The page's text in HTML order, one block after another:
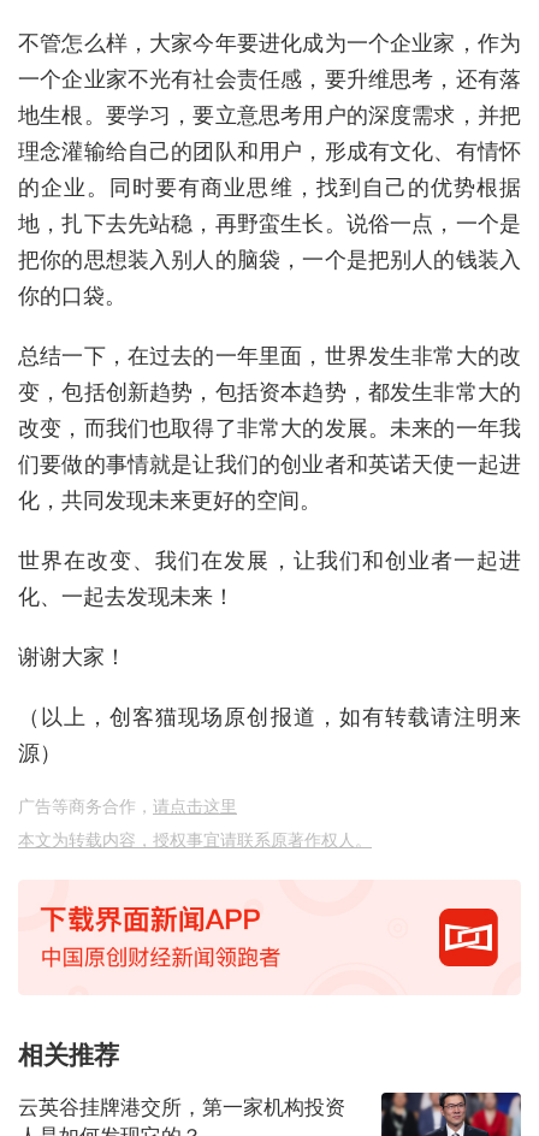
不管怎么样，大家今年要进化成为一个企业家，作为
一个企业家不光有社会责任感，要升维思考，还有落
地生根。要学习，要立意思考用户的深度需求，并把
理念灌输给自己的团队和用户，形成有文化、有情怀
的企业。同时要有商业思维，找到自己的优势根据
地，扎下去先站稳，再野蛮生长。说俗一点，一个是
把你的思想装入别人的脑袋，一个是把别人的钱装入
你的口袋。
总结一下，在过去的一年里面，世界发生非常大的改
变，包括创新趋势，包括资本趋势，都发生非常大的
改变，而我们也取得了非常大的发展。未来的一年我
们要做的事情就是让我们的创业者和英诺天使一起进
化，共同发现未来更好的空间。
世界在改变、我们在发展，让我们和创业者一起进
化、一起去发现未来！
谢谢大家！
（以上，创客猫现场原创报道，如有转载请注明来
源）
广告等商务合作， 请点击这里
本文为转载内容，授权事宜请联系原著作权人。
相关推荐
云英谷挂牌港交所，第一家机构投资